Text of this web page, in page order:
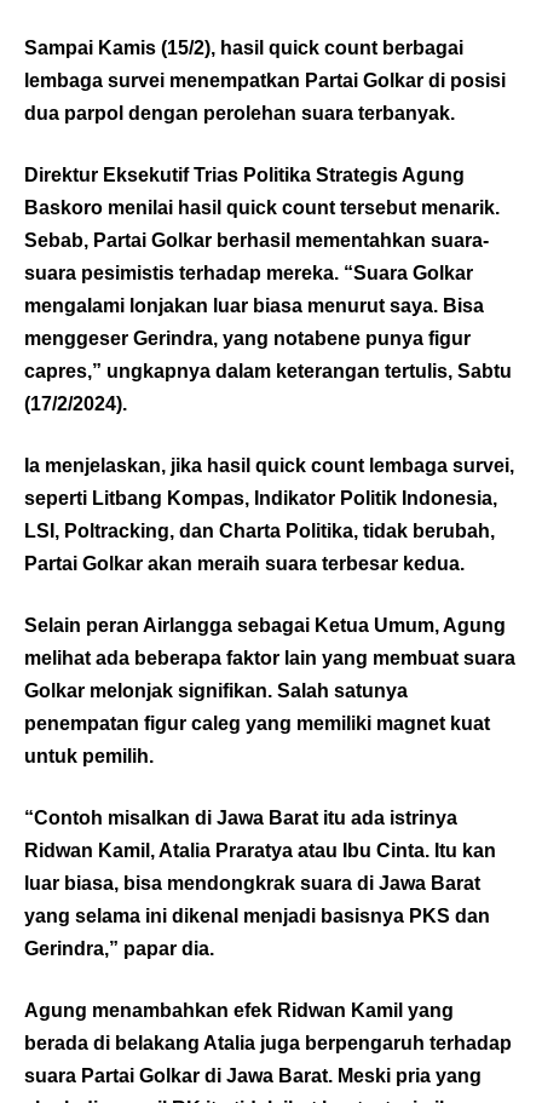
Sampai Kamis (15/2), hasil quick count berbagai
lembaga survei menempatkan Partai Golkar di posisi
dua parpol dengan perolehan suara terbanyak.
Direktur Eksekutif Trias Politika Strategis Agung
Baskoro menilai hasil quick count tersebut menarik.
Sebab, Partai Golkar berhasil mementahkan suara-
suara pesimistis terhadap mereka. “Suara Golkar
mengalami lonjakan luar biasa menurut saya. Bisa
menggeser Gerindra, yang notabene punya figur
capres,” ungkapnya dalam keterangan tertulis, Sabtu
(17/2/2024).
Ia menjelaskan, jika hasil quick count lembaga survei,
seperti Litbang Kompas, Indikator Politik Indonesia,
LSI, Poltracking, dan Charta Politika, tidak berubah,
Partai Golkar akan meraih suara terbesar kedua.
Selain peran Airlangga sebagai Ketua Umum, Agung
melihat ada beberapa faktor lain yang membuat suara
Golkar melonjak signifikan. Salah satunya
penempatan figur caleg yang memiliki magnet kuat
untuk pemilih.
“Contoh misalkan di Jawa Barat itu ada istrinya
Ridwan Kamil, Atalia Praratya atau Ibu Cinta. Itu kan
luar biasa, bisa mendongkrak suara di Jawa Barat
yang selama ini dikenal menjadi basisnya PKS dan
Gerindra,” papar dia.
Agung menambahkan efek Ridwan Kamil yang
berada di belakang Atalia juga berpengaruh terhadap
suara Partai Golkar di Jawa Barat. Meski pria yang